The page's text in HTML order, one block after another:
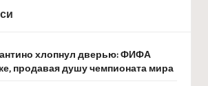
хлопнул дверью: ФИФА
продавая душу чемпионата мира